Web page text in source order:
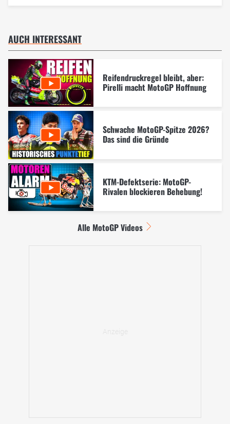
AUCH INTERESSANT
Reifendruckregel bleibt, aber:
Pirelli macht MotoGP Hoffnung
Schwache MotoGP-Spitze 2026?
Das sind die Gründe
KTM-Defektserie: MotoGP-
Rivalen blockieren Behebung!
Alle MotoGP Videos